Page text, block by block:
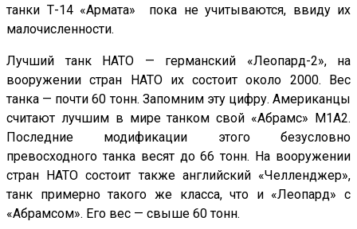
танки Т-14 «Армата» пока не учитываются, ввиду их
малочисленности.
Лучший танк НАТО — германский «Леопард-2», на
вооружении стран НАТО их состоит около 2000. Вес
танка — почти 60 тонн. Запомним эту цифру. Американцы
считают лучшим в мире танком свой «Абрамс» М1А2.
Последние модификации этого безусловно
превосходного танка весят до 66 тонн. На вооружении
стран НАТО состоит также английский «Челленджер»,
танк примерно такого же класса, что и «Леопард» с
«Абрамсом». Его вес — свыше 60 тонн.